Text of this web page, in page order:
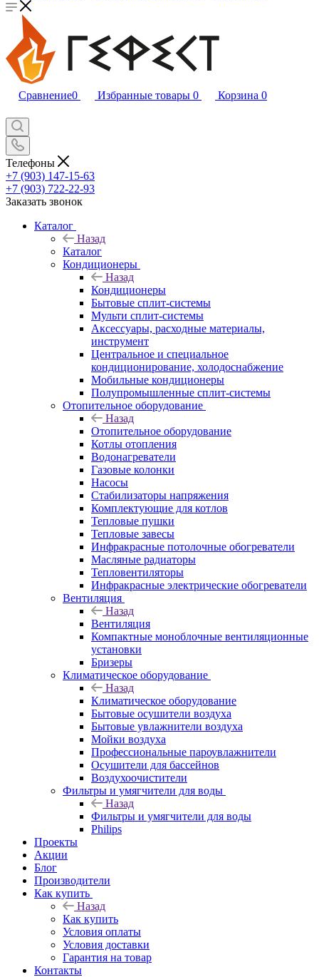
Сравнение0 Избранные товары 0 Корзина 0
Телефоны
+7 (903) 147-15-63
+7 (903) 722-22-93
Заказать звонок
Каталог
Назад
Каталог
Кондиционеры
Назад
Кондиционеры
Бытовые сплит-системы
Мульти сплит-системы
Аксессуары, расходные материалы,
инструмент
Центральное и специальное
кондиционирование, холодоснабжение
Мобильные кондиционеры
Полупромышленные сплит-системы
Отопительное оборудование
Назад
Отопительное оборудование
Котлы отопления
Водонагреватели
Газовые колонки
Насосы
Стабилизаторы напряжения
Комплектующие для котлов
Тепловые пушки
Тепловые завесы
Инфракрасные потолочные обогреватели
Масляные радиаторы
Тепловентиляторы
Инфракрасные электрические обогреватели
Вентиляция
Назад
Вентиляция
Компактные моноблочные вентиляционные
установки
Бризеры
Климатическое оборудование
Назад
Климатическое оборудование
Бытовые осушители воздуха
Бытовые увлажнители воздуха
Мойки воздуха
Профессиональные пароувлажнители
Осушители для бассейнов
Воздухоочистители
Фильтры и умягчители для воды
Назад
Фильтры и умягчители для воды
Philips
Проекты
Акции
Блог
Производители
Как купить
Назад
Как купить
Условия оплаты
Условия доставки
Гарантия на товар
Контакты